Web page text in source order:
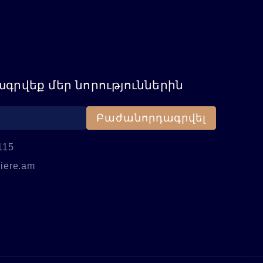
մեր նորություններին
Բաժանորդագրվել